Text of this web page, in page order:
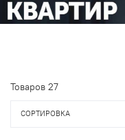
Товаров 27
СОРТИРОВКА